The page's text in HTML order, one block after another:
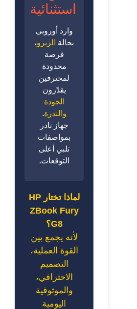
استثنائية
وارد أوروبي
بحالة الزيرو،
فرصة
محدودة
لمحترفين
يقدّرون
الجودة
والندرة.
جهاز نادر
بمواصفات
تلبي أعلى
التوقعات.
لماذا تختار HP
ZBook Fury
G8؟
لأنه يجمع بين
القوة العملية،
التصميم
الاحترافي،
والموثوقية
اليومية